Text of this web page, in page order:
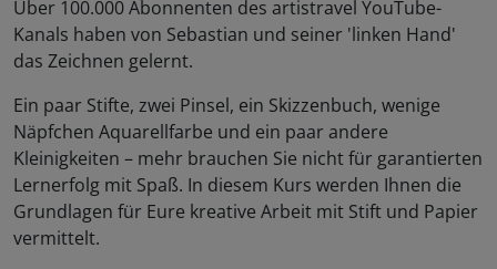
Über 100.000 Abonnenten des artistravel YouTube-
Kanals haben von Sebastian und seiner 'linken Hand'
das Zeichnen gelernt.
Ein paar Stifte, zwei Pinsel, ein Skizzenbuch, wenige
Näpfchen Aquarellfarbe und ein paar andere
Kleinigkeiten – mehr brauchen Sie nicht für garantierten
Lernerfolg mit Spaß. In diesem Kurs werden Ihnen die
Grundlagen für Eure kreative Arbeit mit Stift und Papier
vermittelt.